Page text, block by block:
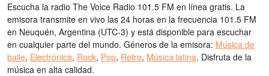
Escucha la radio The Voice Radio 101.5 FM en línea gratis. La
emisora transmite en vivo las 24 horas en la frecuencia 101.5 FM
en Neuquén, Argentina (UTC-3) y está disponible para escuchar
en cualquier parte del mundo. Géneros de la emisora: Música de
baile, Electrónica, Rock, Pop, Retro, Música latina. Disfruta de la
música en alta calidad.